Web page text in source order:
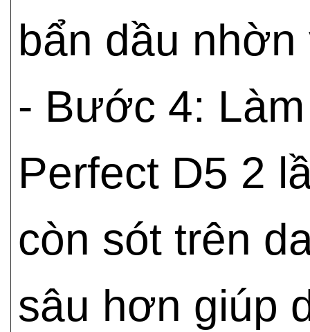
bẩn dầu
- Bước 4:
Perfect D5 2
còn sót trên
sâu hơn giúp